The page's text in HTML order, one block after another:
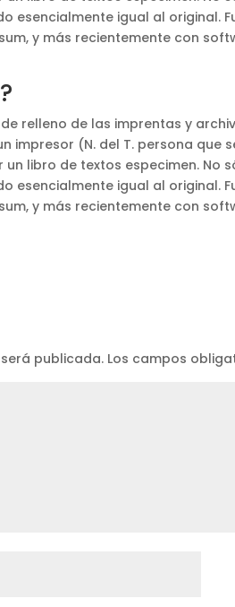
esencialmente igual al original.
y más recientemente con
relleno de las imprentas y
impresor (N. del T. persona
libro de textos especimen. No
esencialmente igual al original.
y más recientemente con
publicada. Los campos